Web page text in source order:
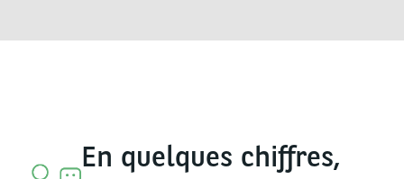
En quelques chiffres,